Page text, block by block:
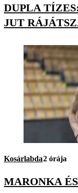
DUPLA
JUT
Kosárlabda2 órája
MARONKA